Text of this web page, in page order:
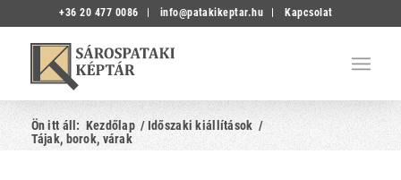
+36 20 477 0086 info@patakikeptar.hu Kapcsolat
Ön itt áll: Kezdőlap /Időszaki kiállítások /
Tájak, borok, várak